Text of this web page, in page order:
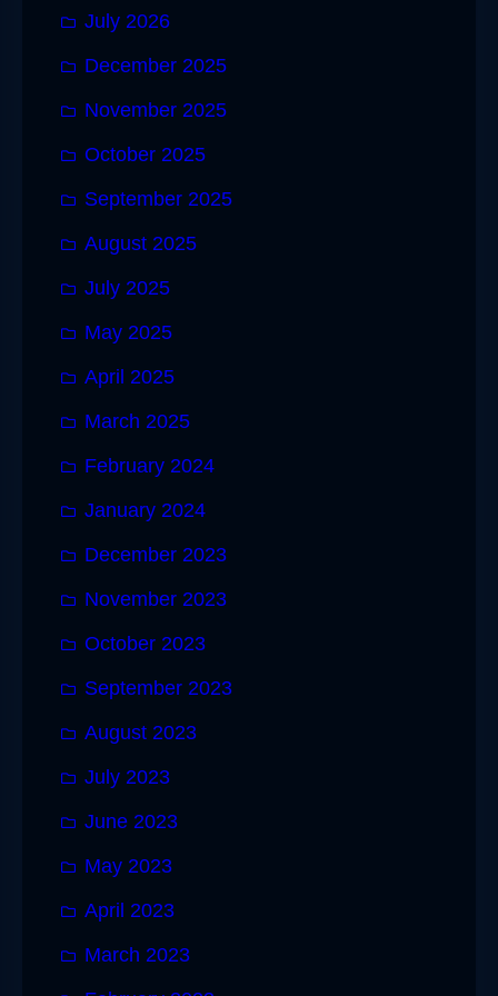
July 2026
December 2025
November 2025
October 2025
September 2025
August 2025
July 2025
May 2025
April 2025
March 2025
February 2024
January 2024
December 2023
November 2023
October 2023
September 2023
August 2023
July 2023
June 2023
May 2023
April 2023
March 2023